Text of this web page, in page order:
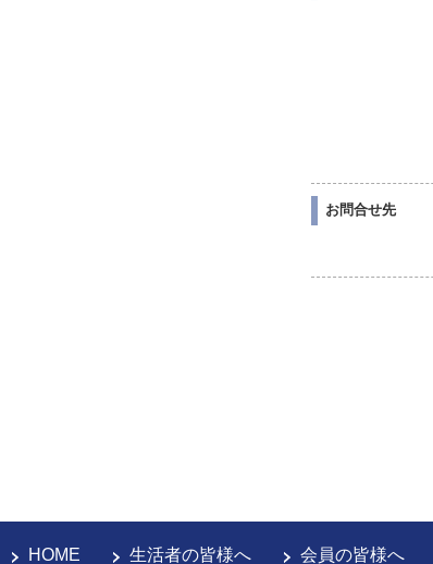
お問合せ先
HOME 生活者の皆様へ 会員の皆様へ